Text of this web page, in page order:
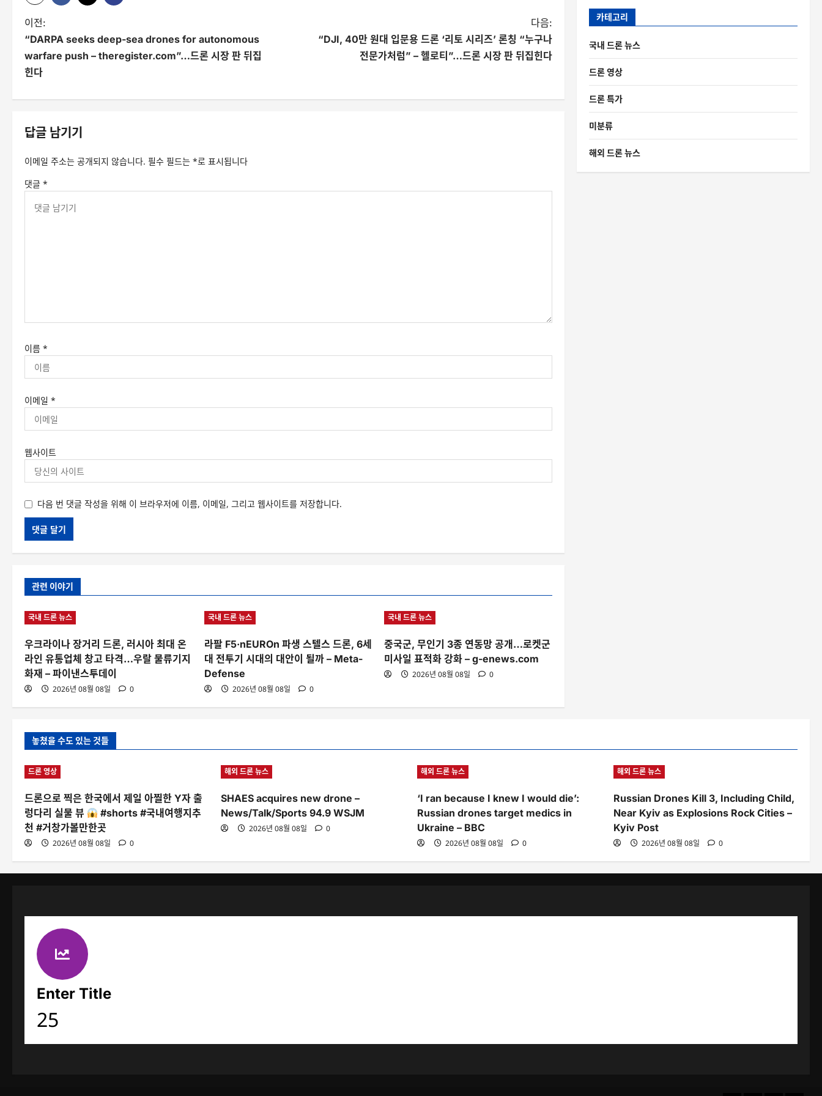
글
탐
색
이전:
“DARPA seeks deep-sea drones for autonomous
warfare push – theregister.com”…드론 시장 판 뒤집
힌다
다음:
“DJI, 40만 원대 입문용 드론 ‘리토 시리즈’ 론칭 “누구나
전문가처럼” – 헬로티”…드론 시장 판 뒤집힌다
답글 남기기
이메일 주소는 공개되지 않습니다. 필수 필드는 *로 표시됩니다
댓글 *
이름 *
이메일 *
웹사이트
다음 번 댓글 작성을 위해 이 브라우저에 이름, 이메일, 그리고 웹사이트를 저장합니다.
관련 이야기
국내 드론 뉴스
우크라이나 장거리 드론, 러시아 최대 온
라인 유통업체 창고 타격…우랄 물류기지
화재 – 파이낸스투데이
2026년 08월 08일 0
국내 드론 뉴스
라팔 F5·nEUROn 파생 스텔스 드론, 6세
대 전투기 시대의 대안이 될까 – Meta-
Defense
2026년 08월 08일 0
국내 드론 뉴스
중국군, 무인기 3종 연동망 공개…로켓군
미사일 표적화 강화 – g-enews.com
2026년 08월 08일 0
카테고리
국내 드론 뉴스
드론 영상
드론 특가
미분류
해외 드론 뉴스
놓쳤을 수도 있는 것들
드론 영상
드론으로 찍은 한국에서 제일 아찔한 Y자 출
렁다리 실물 뷰
#shorts #국내여행지추
천 #거창가볼만한곳
2026년 08월 08일 0
해외 드론 뉴스
SHAES acquires new drone –
News/Talk/Sports 94.9 WSJM
2026년 08월 08일 0
해외 드론 뉴스
‘I ran because I knew I would die’:
Russian drones target medics in
Ukraine – BBC
2026년 08월 08일 0
해외 드론 뉴스
Russian Drones Kill 3, Including Child,
Near Kyiv as Explosions Rock Cities –
Kyiv Post
2026년 08월 08일 0
Enter Title
25